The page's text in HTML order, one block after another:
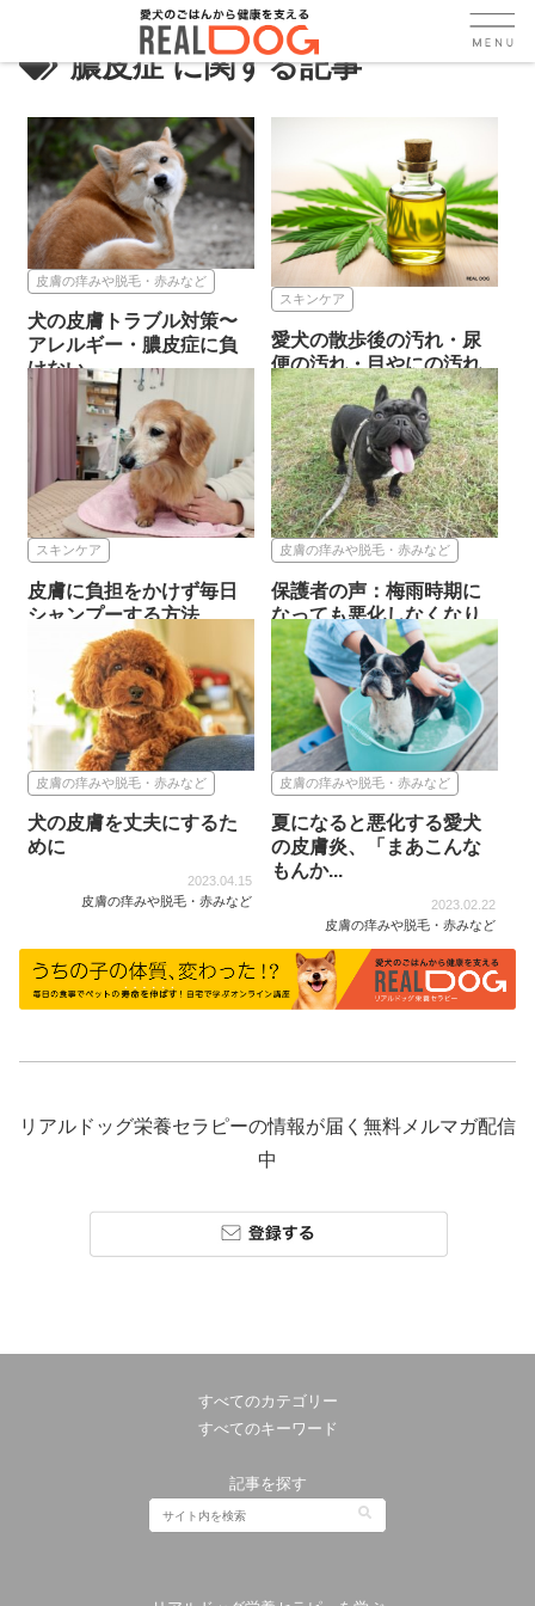
膿皮症
皮膚の痒みや脱毛・赤みなど
犬の皮膚トラブル対策〜
アレルギー・膿皮症に負
けない...
2025.10.01
皮膚の痒みや脱毛・赤みなど
スキンケア
愛犬の散歩後の汚れ・尿
便の汚れ・目やにの汚れ
を拭き...
2025.08.13
スキンケア
スキンケア
皮膚に負担をかけず毎日
シャンプーする方法
スキンケア
皮膚の痒みや脱毛・赤みなど
保護者の声：梅雨時期に
なっても悪化しなくなり
ました...
2023.11.09
皮膚の痒みや脱毛・赤みなど
皮膚の痒みや脱毛・赤みなど
犬の皮膚を丈夫にするた
めに
2023.04.15
皮膚の痒みや脱毛・赤みなど
皮膚の痒みや脱毛・赤みなど
夏になると悪化する愛犬
の皮膚炎、「まあこんな
もんか...
2023.02.22
皮膚の痒みや脱毛・赤みなど
リアルドッグ栄養セラピーの情報が届く無料メルマガ配信
中
すべてのカテゴリー
すべてのキーワード
記事を探す